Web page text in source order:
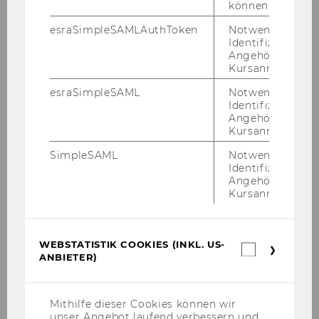
Mein BR-App
Arbeitsbereiche
Aufgaben des Betriebsrats
können.
esraSimpleSAMLAuthToken
Notwendig zur
Identifizierung
Angehörige/r für
Kursanmeldung.
esraSimpleSAML
Notwendig zur
Identifizierung
Angehörige/r für
Kursanmeldung.
SimpleSAML
Notwendig zur
Identifizierung
Angehörige/r für
Kursanmeldung.
WEBSTATISTIK COOKIES (INKL. US-
ANBIETER)
Mithilfe dieser Cookies können wir
unser Angebot laufend verbessern und